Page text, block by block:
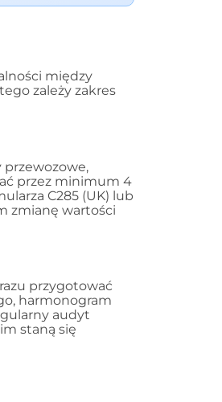
między
zależy zakres
przez minimum 4
C285 (UK) lub
zmianę wartości
przygotować
harmonogram
audyt
staną się